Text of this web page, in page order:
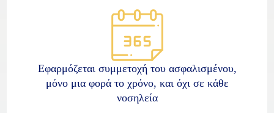
Εφαρμόζεται συμμετοχή του ασφαλισμένου,
μόνο μια φορά το χρόνο, και όχι σε κάθε
νοσηλεία